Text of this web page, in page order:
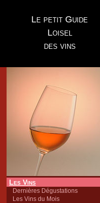
Le petit Guide
Loisel
des vins
Les Vins
Dernières Dégustations
Les Vins du Mois